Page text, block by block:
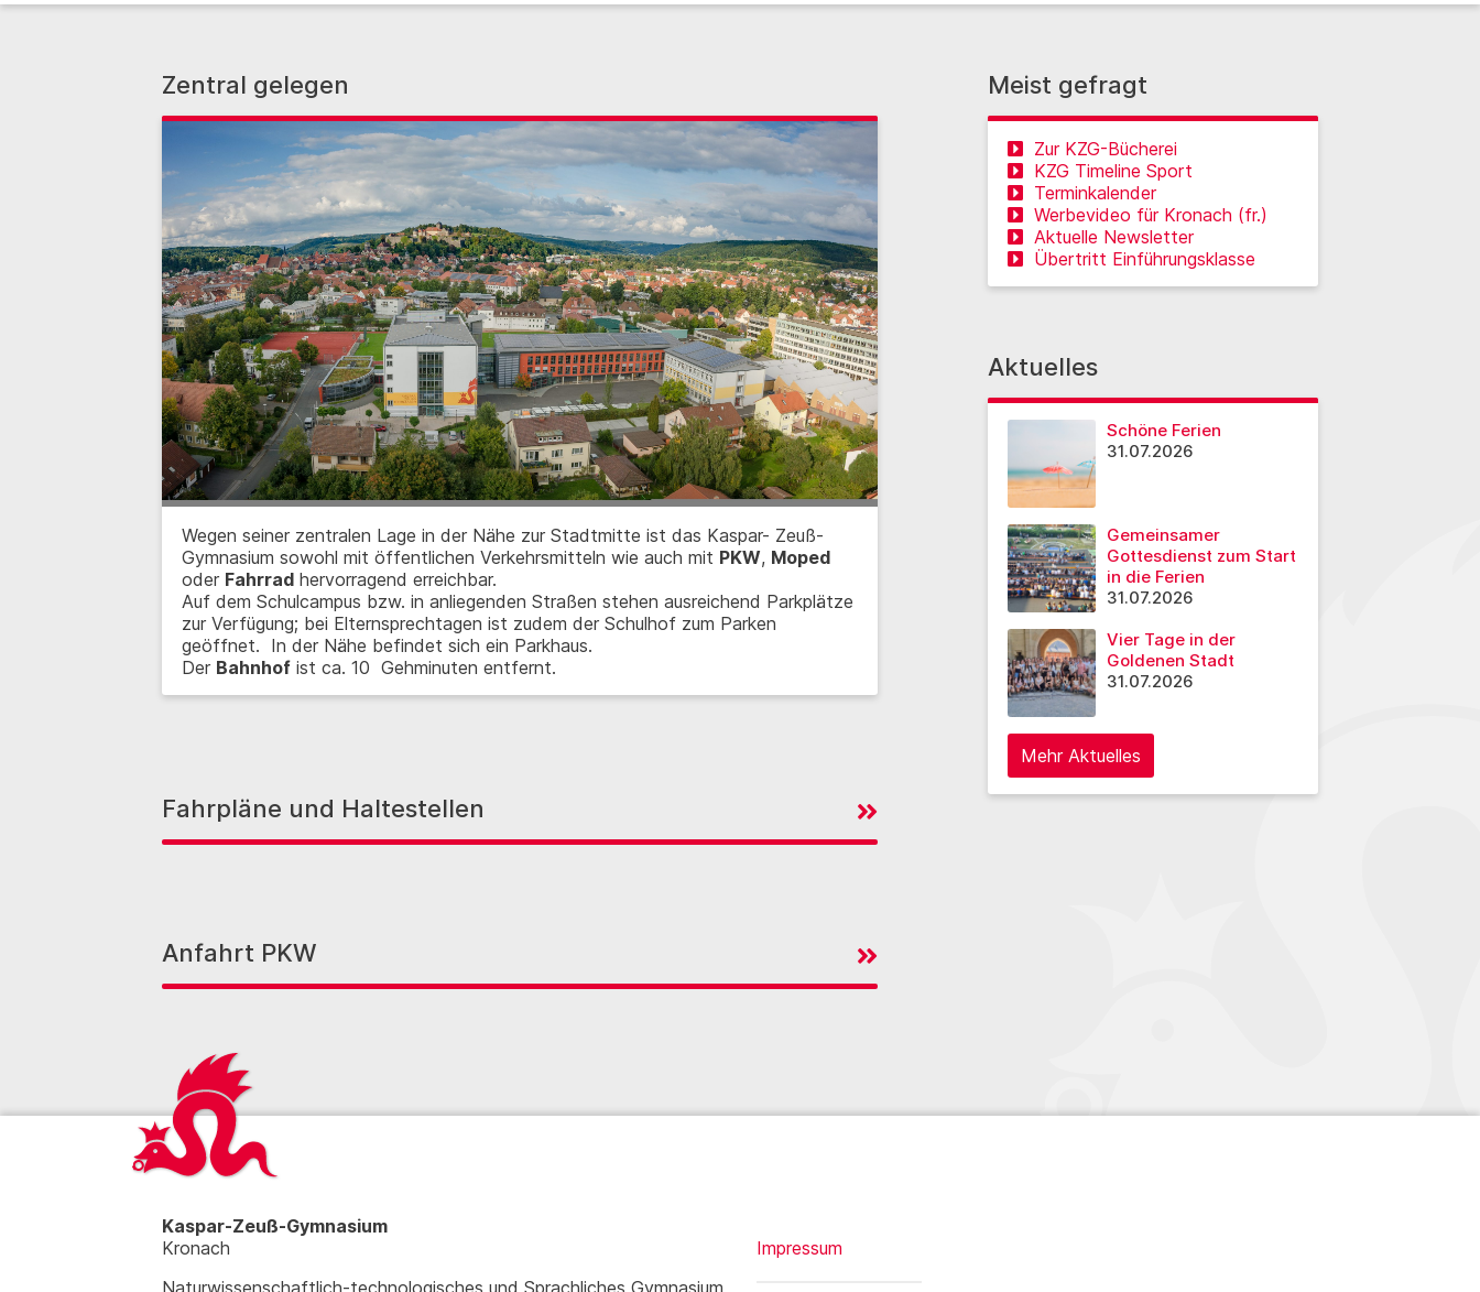
Zentral gelegen
Wegen seiner zentralen Lage in der Nähe zur Stadtmitte ist das Kaspar- Zeuß-
Gymnasium sowohl mit öffentlichen Verkehrsmitteln wie auch mit PKW, Moped
oder Fahrrad hervorragend erreichbar.
Auf dem Schulcampus bzw. in anliegenden Straßen stehen ausreichend Parkplätze
zur Verfügung; bei Elternsprechtagen ist zudem der Schulhof zum Parken
geöffnet. In der Nähe befindet sich ein Parkhaus.
Der Bahnhof ist ca. 10 Gehminuten entfernt.
Fahrpläne und Haltestellen
Anfahrt PKW
Meist gefragt
Zur KZG-Bücherei
KZG Timeline Sport
Terminkalender
Werbevideo für Kronach (fr.)
Aktuelle Newsletter
Übertritt Einführungsklasse
Aktuelles
Schöne Ferien
31.07.2026
Gemeinsamer
Gottesdienst zum Start
in die Ferien
31.07.2026
Vier Tage in der
Goldenen Stadt
31.07.2026
Mehr Aktuelles
Kaspar-Zeuß-Gymnasium
Kronach
Impressum